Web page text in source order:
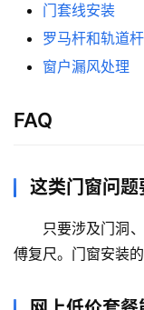
门
庭
大
门
铸
套
门套线安装
罗马杆和轨道杆
窗户漏风处理
FAQ
这类门窗问题
只要涉及门洞
傅复尺。门窗安装